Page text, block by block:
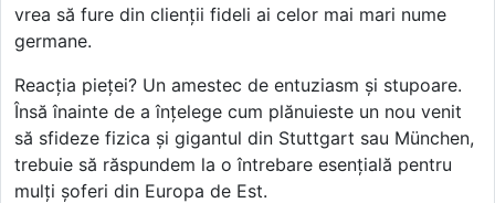
vrea să fure din clienții fideli ai celor mai mari nume
germane.
Reacția pieței? Un amestec de entuziasm și stupoare.
Însă înainte de a înțelege cum plănuieste un nou venit
să sfideze fizica și gigantul din Stuttgart sau München,
trebuie să răspundem la o întrebare esențială pentru
mulți șoferi din Europa de Est.